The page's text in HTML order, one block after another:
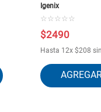
Igenix
☆ ☆ ☆ ☆ ☆
$2490
Hasta 12x $208